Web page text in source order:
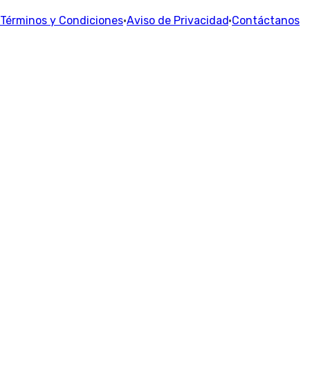
Términos y Condiciones·Aviso de Privacidad·Contáctanos